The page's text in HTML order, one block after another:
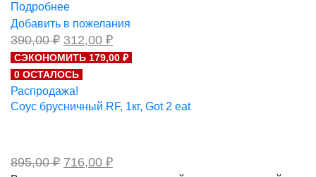
Подробнее
Добавить в пожелания
390,00₽ Первоначальная
цена
составляла
390,00 ₽.
312,00 ₽Текущая
цена:
312,00 ₽.
СЭКОНОМИТЬ 179,00 ₽
0 ОСТАЛОСЬ
Распродажа!
Соус брусничный RF, 1кг, Got 2 eat
895,00₽ Первоначальная
716,00 ₽Текущая